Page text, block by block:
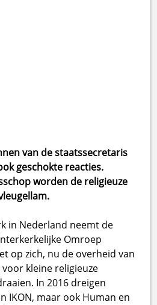
van de staatssecretaris
geschokte reacties.
worden de religieuze
in Nederland neemt de
Omroep
op zich, nu de overheid van
kleine religieuze
In 2016 dreigen
IKON, maar ook Human en